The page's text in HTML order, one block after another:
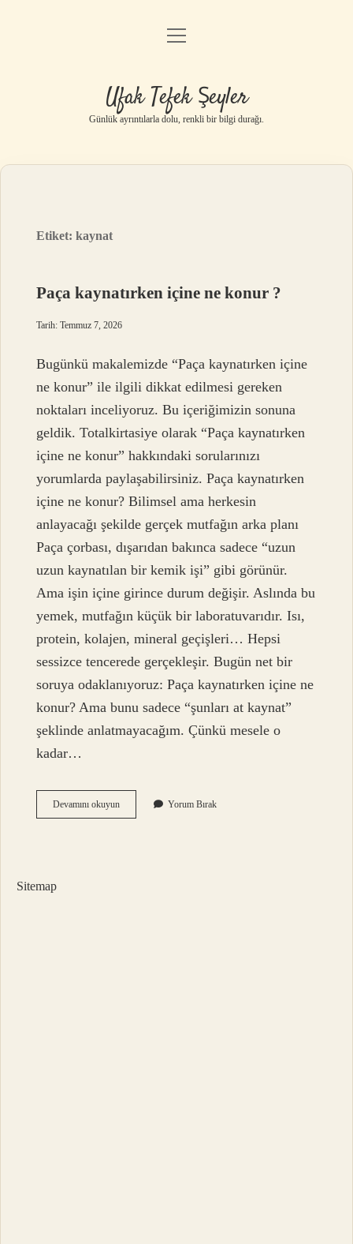
Anasayfa
Yasal Uyarı
menüyü
Ufak Tefek Şeyler
Günlük ayrıntılarla dolu, renkli bir bilgi durağı.
Etiket:kaynat
Paça kaynatırken içine ne konur ?
Tarih: Temmuz 7, 2026
Bugünkü makalemizde “Paça kaynatırken içine
ne konur” ile ilgili dikkat edilmesi gereken
noktaları inceliyoruz. Bu içeriğimizin sonuna
geldik. Totalkirtasiye olarak “Paça kaynatırken
içine ne konur” hakkındaki sorularınızı
yorumlarda paylaşabilirsiniz. Paça kaynatırken
içine ne konur? Bilimsel ama herkesin
anlayacağı şekilde gerçek mutfağın arka planı
Paça çorbası, dışarıdan bakınca sadece “uzun
uzun kaynatılan bir kemik işi” gibi görünür.
Ama işin içine girince durum değişir. Aslında bu
yemek, mutfağın küçük bir laboratuvarıdır. Isı,
protein, kolajen, mineral geçişleri… Hepsi
sessizce tencerede gerçekleşir. Bugün net bir
soruya odaklanıyoruz: Paça kaynatırken içine ne
konur? Ama bunu sadece “şunları at kaynat”
şeklinde anlatmayacağım. Çünkü mesele o
kadar…
Devamını okuyunPaça
kaynatırken
Yorum Bırak
Sitemap